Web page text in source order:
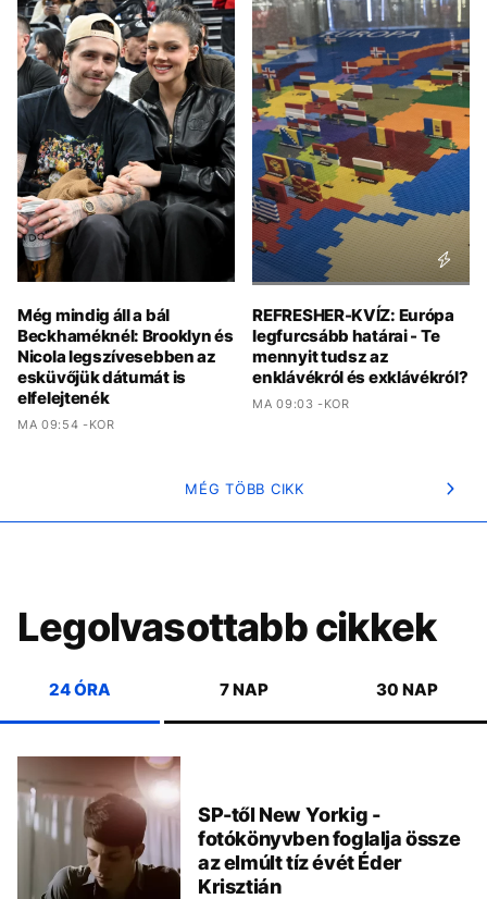
Még mindig áll a bál
Beckhaméknél: Brooklyn és
Nicola legszívesebben az
esküvőjük dátumát is
elfelejtenék
MA 09:54 -KOR
REFRESHER-KVÍZ: Európa
legfurcsább határai - Te
mennyit tudsz az
enklávékról és exklávékról?
MA 09:03 -KOR
MÉG TÖBB CIKK
Legolvasottabb cikkek
24 ÓRA 7 NAP 30 NAP
SP-től New Yorkig -
fotókönyvben foglalja össze
az elmúlt tíz évét Éder
Krisztián